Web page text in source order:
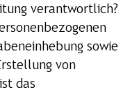
verantwortlich?
sowie
von
das